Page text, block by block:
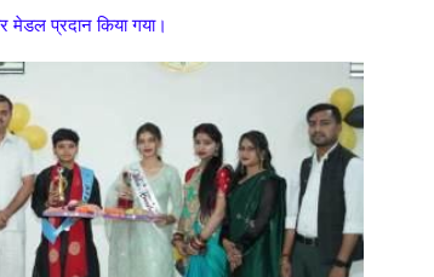
प्रदान किया गया।